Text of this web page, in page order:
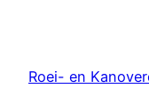
Roei- en